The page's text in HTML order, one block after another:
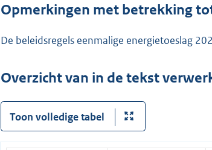
Opmerkingen met betrekking
De beleidsregels eenmalige energietoeslag
Overzicht van in de tekst
Toon volledige tabel